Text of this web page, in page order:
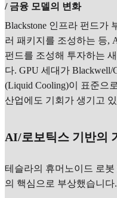
/ 금융 모델의 변화
Blackstone 인프라 펀드가
러 패키지를 조성하는 등,
펀드를 조성해 투자하는
다. GPU 세대가
(Liquid Cooling)이 표준으
산업에도 기회가 생기고
AI/로보틱스 기반의
테슬라의 휴머노이드 로봇
의 핵심으로 부상했습니다.